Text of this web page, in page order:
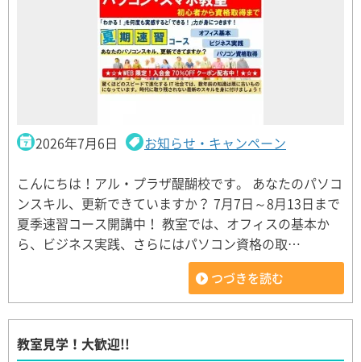
2026年7月6日 お知らせ・キャンペーン
こんにちは！アル・プラザ醍醐校です。 あなたのパソコ
ンスキル、更新できていますか？ 7月7日～8月13日まで
夏季速習コース開講中！ 教室では、オフィスの基本か
ら、ビジネス実践、さらにはパソコン資格の取…
つづきを読む
教室見学！大歓迎!!